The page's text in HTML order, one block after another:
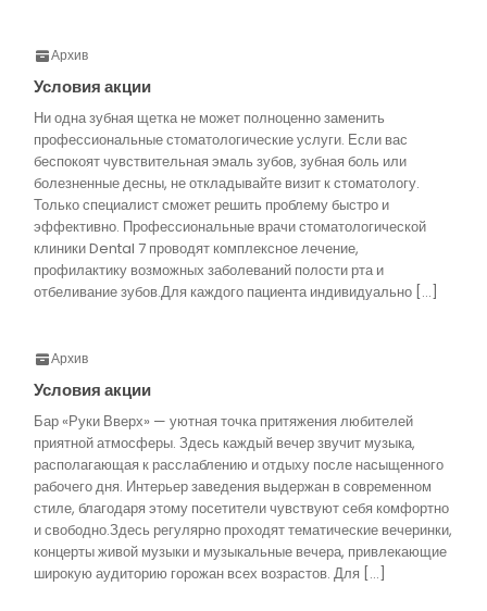
Архив
Условия акции
Ни одна зубная щетка не может полноценно заменить
профессиональные стоматологические услуги. Если вас
беспокоят чувствительная эмаль зубов, зубная боль или
болезненные десны, не откладывайте визит к стоматологу.
Только специалист сможет решить проблему быстро и
эффективно. Профессиональные врачи стоматологической
клиники Dental 7 проводят комплексное лечение,
профилактику возможных заболеваний полости рта и
отбеливание зубов.Для каждого пациента индивидуально […]
Архив
Условия акции
Бар «Руки Вверх» — уютная точка притяжения любителей
приятной атмосферы. Здесь каждый вечер звучит музыка,
располагающая к расслаблению и отдыху после насыщенного
рабочего дня. Интерьер заведения выдержан в современном
стиле, благодаря этому посетители чувствуют себя комфортно
и свободно.Здесь регулярно проходят тематические вечеринки,
концерты живой музыки и музыкальные вечера, привлекающие
широкую аудиторию горожан всех возрастов. Для […]